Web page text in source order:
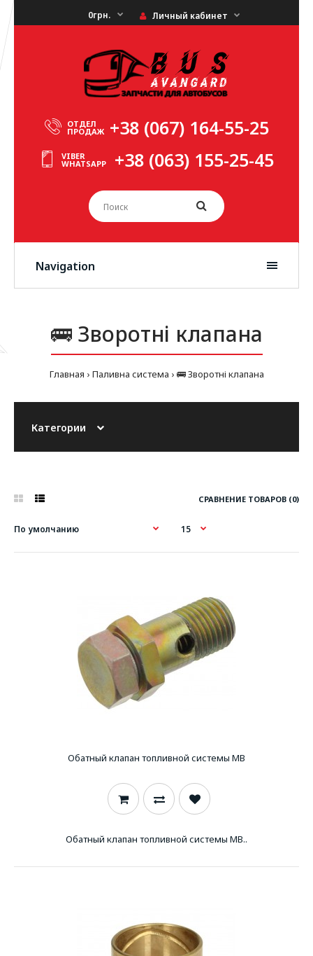
0грн. Личный кабинет
ОТДЕЛ
ПРОДАЖ +38 (067) 164-55-25
VIBER
WHATSAPP +38 (063) 155-25-45
Navigation
🚌 Зворотні клапана
Главная Паливна система 🚌 Зворотні клапана
Категории
СРАВНЕНИЕ ТОВАРОВ (0)
Обатный клапан топливной системы MB
Обатный клапан топливной системы MB..